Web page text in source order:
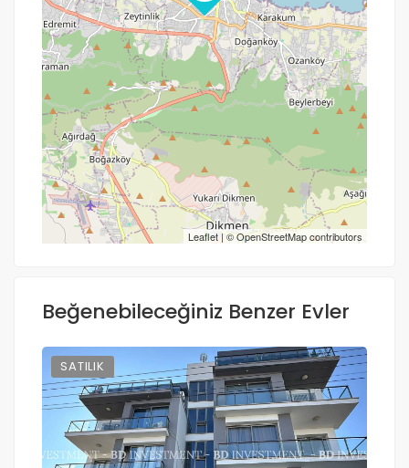
Leaflet| ©OpenStreetMapcontributors
Yol tarifi al
Beğenebileceğiniz Benzer Evler
SATILIK